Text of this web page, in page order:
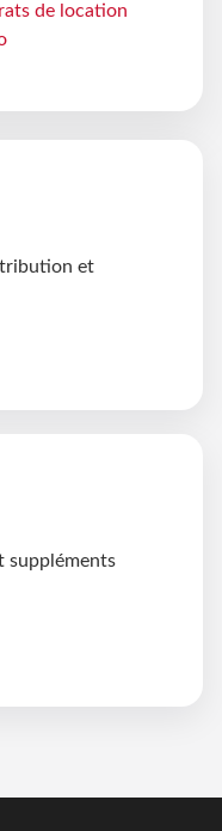
de location
et
suppléments